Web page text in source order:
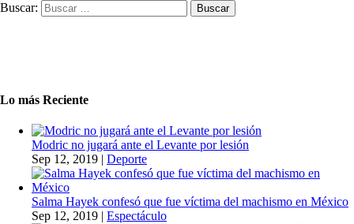
Buscar:
Lo más Reciente
Modric no jugará ante el Levante por lesión
Sep 12, 2019 | Deporte
Salma Hayek confesó que fue víctima del machismo en México
Sep 12, 2019 | Espectáculo